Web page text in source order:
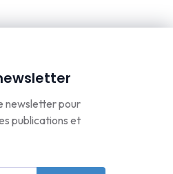
newsletter pour
publications et